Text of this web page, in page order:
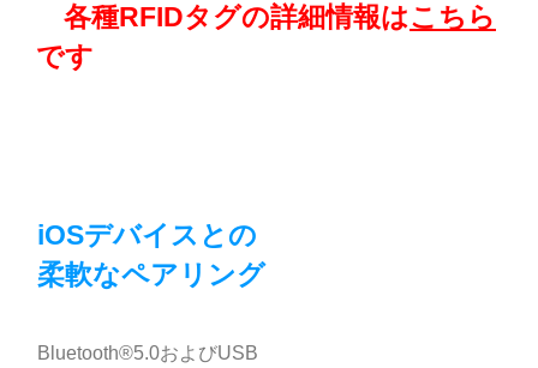
各種RFIDタグの詳細情報はこちら
です
iOSデバイスとの
柔軟なペアリング
Bluetooth®5.0およびUSB